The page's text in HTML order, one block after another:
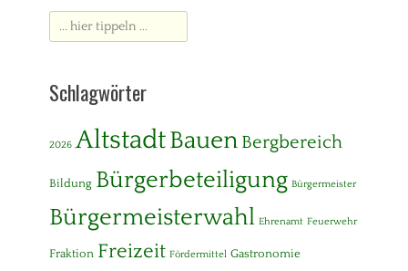
Suche
nach:
Schlagwörter
2026 AltstadtBauen Bergbereich
Bildung Bürgerbeteiligung Bürgermeister
Bürgermeisterwahl Ehrenamt Feuerwehr
Fraktion Freizeit Fördermittel Gastronomie